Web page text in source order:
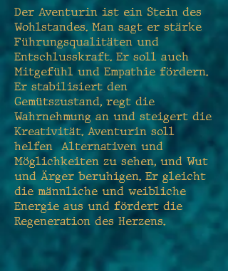
Der Aventurin ist ein Stein des
Wohlstandes. Man sagt er stärke
Führungsqualitäten und
Entschlusskraft. Er soll auch
Mitgefühl und Empathie fördern.
Er stabilisiert den
Gemütszustand, regt die
Wahrnehmung an und steigert die
Kreativität. Aventurin soll
helfen Alternativen und
Möglichkeiten zu sehen, und Wut
und Ärger beruhigen. Er gleicht
die männliche und weibliche
Energie aus und fördert die
Regeneration des Herzens.